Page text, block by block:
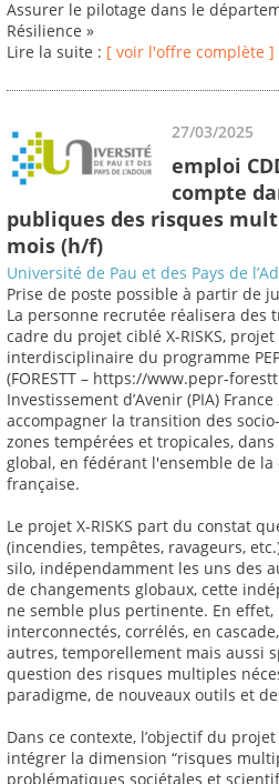
Assurer le pilotage dans le
Résilience »
Lire la suite : [ voir l'offre complète ]
27/03/2025
emploi
compte
publiques des risques
mois (h/f)
Université de Pau et des Pays de
Prise de poste possible à partir de
La personne recrutée réalisera des
cadre du projet ciblé X-RISKS,
interdisciplinaire du programme
(FORESTT – https://www.pepr-
Investissement d’Avenir (PIA) France
accompagner la transition des
zones tempérées et tropicales,
global, en fédérant l'ensemble de
française.
Le projet X-RISKS part du constat
(incendies, tempêtes, ravageurs,
silo, indépendamment les uns des
de changements globaux, cette
ne semble plus pertinente. En
interconnectés, corrélés, en
autres, temporellement mais aussi
question des risques multiples
paradigme, de nouveaux outils et
Dans ce contexte, l’objectif du
intégrer la dimension “risques
problématiques sociétales et